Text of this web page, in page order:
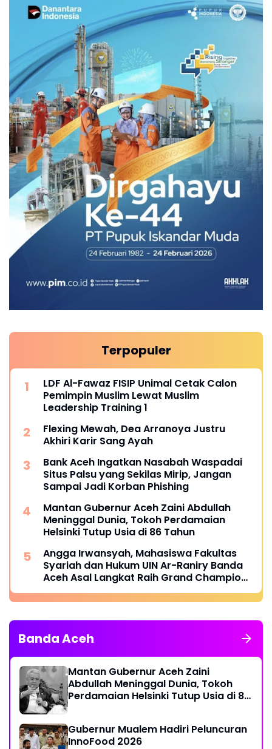
Terpopuler
LDF Al-Fawaz FISIP Unimal Cetak Calon
Pemimpin Muslim Lewat Muslim
Leadership Training 1
Flexing Mewah, Dea Arranoya Justru
Akhiri Karir Sang Ayah
Bank Aceh Ingatkan Nasabah Waspadai
Situs Palsu yang Sekilas Mirip, Jangan
Sampai Jadi Korban Phishing
Mantan Gubernur Aceh Zaini Abdullah
Meninggal Dunia, Tokoh Perdamaian
Helsinki Tutup Usia di 86 Tahun
Angga Irwansyah, Mahasiswa Fakultas
Syariah dan Hukum UIN Ar-Raniry Banda
Aceh Asal Langkat Raih Grand Champion
dan Tiga Penghargaan dalam Catalyst
Future Competition X ASIA 2026
Banda Aceh
Mantan Gubernur Aceh Zaini
Abdullah Meninggal Dunia, Tokoh
Perdamaian Helsinki Tutup Usia di 86
Gubernur Mualem Hadiri Peluncuran
InnoFood 2026